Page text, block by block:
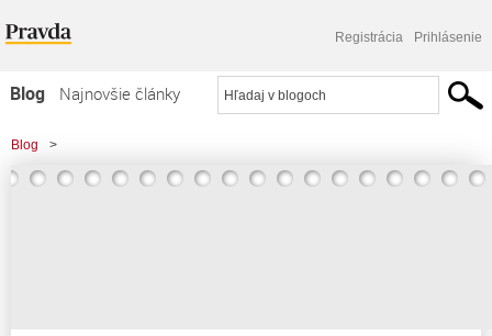
Registrácia Prihlásenie
Blog
Najnovšie články
Najčítanejšie články
Najkomentovanejšie články
Blog >